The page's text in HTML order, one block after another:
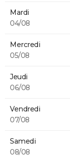
Mardi
04/08
Mercredi
05/08
Jeudi
06/08
Vendredi
07/08
Samedi
08/08